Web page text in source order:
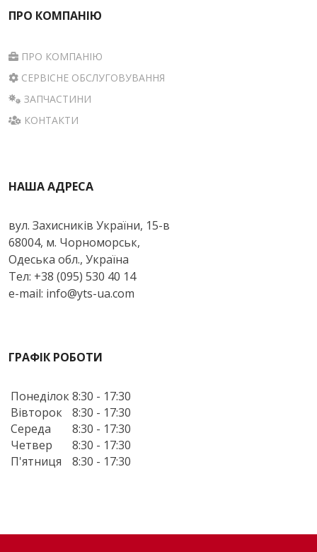
ПРО КОМПАНІЮ
ПРО КОМПАНІЮ
СЕРВІСНЕ ОБСЛУГОВУВАННЯ
ЗАПЧАСТИНИ
КОНТАКТИ
НАША АДРЕСА
вул. Захисників України, 15-в
68004, м. Чорноморськ,
Одеська обл., Україна
Тел: +38 (095) 530 40 14
e-mail: info@yts-ua.com
ГРАФІК РОБОТИ
Понеділок8:30 - 17:30
Вівторок
8:30 - 17:30
Середа
8:30 - 17:30
Четвер
8:30 - 17:30
П'ятниця
8:30 - 17:30